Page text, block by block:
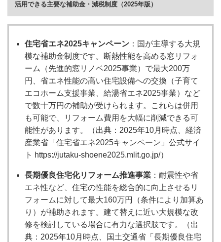
活用できる主要な補助金・減税制度（2025年版）
住宅省エネ2025キャンペーン ：国が主導する大規
模な補助金制度です。断熱性能を高める窓リフォ
ーム（先進的窓リノベ2025事業）で最大200万
円、省エネ性能の高い住宅設備への交換（子育て
エコホーム支援事業、給湯省エネ2025事業）など
で数十万円の補助が受けられます。これらは併用
も可能で、リフォーム費用を大幅に削減できる可
能性があります。（出典：2025年10月時点、経済
産業省「住宅省エネ2025キャンペーン」公式サイ
ト https://jutaku-shoene2025.mlit.go.jp/）
長期優良住宅化リフォーム推進事業 ：耐震性や省
エネ性など、住宅の性能を総合的に向上させるリ
フォームに対して最大160万円（条件により加算あ
り）が補助されます。建て替えに近い大規模な改
修を検討している場合に有力な選択肢です。（出
典：2025年10月時点、国土交通省「長期優良住宅